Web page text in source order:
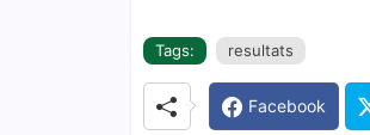
Tags: resultats
Facebook